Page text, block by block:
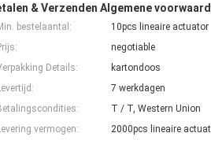
& Verzenden Algemene
bestelaantal:
10pcs lineaire actuator
negotiable
Details:
kartondoos
7 werkdagen
T / T, Western Union
vermogen:
2000pcs lineaire